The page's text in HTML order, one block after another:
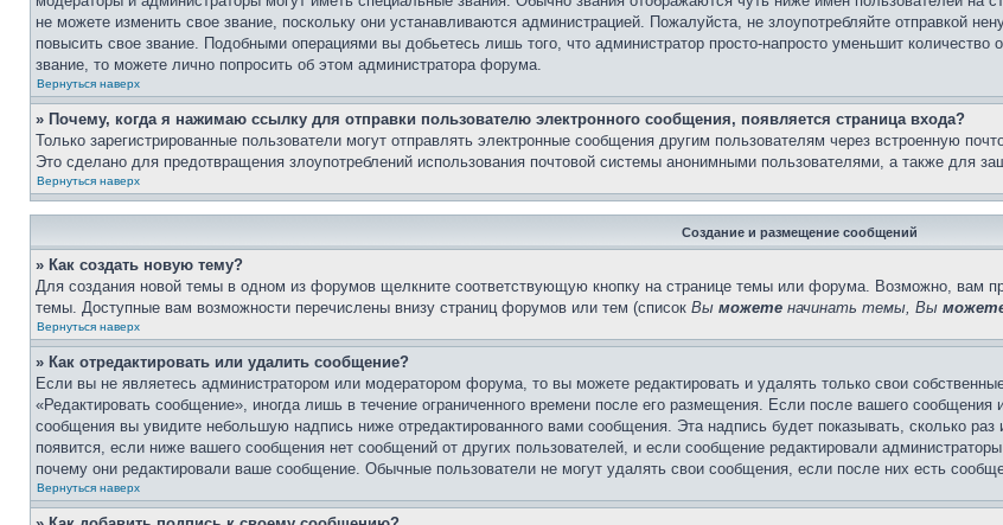
не можете изменить свое звание, поскольку они устанавливаются администрацией. Пожалуйста, не злоупотребляйте отправкой
повысить свое звание. Подобными операциями вы добьетесь лишь того, что администратор просто-напросто уменьшит
звание, то можете лично попросить об этом администратора форума.
Вернуться наверх
» Почему, когда я нажимаю ссылку для отправки пользователю электронного сообщения, появляется страница входа?
Только зарегистрированные пользователи могут отправлять электронные сообщения другим пользователям через встроенную
Это сделано для предотвращения злоупотреблений использования почтовой системы анонимными пользователями, а также для
Вернуться наверх
Создание и размещение сообщений
» Как создать новую тему?
Для создания новой темы в одном из форумов щелкните соответствующую кнопку на странице темы или форума. Возможно, вам
темы. Доступные вам возможности перечислены внизу страниц форумов или тем (список Вы можете начинать темы, Вы
Вернуться наверх
» Как отредактировать или удалить сообщение?
Если вы не являетесь администратором или модератором форума, то вы можете редактировать и удалять только свои
«Редактировать сообщение», иногда лишь в течение ограниченного времени после его размещения. Если после вашего
сообщения вы увидите небольшую надпись ниже отредактированного вами сообщения. Эта надпись будет показывать, сколько
появится, если ниже вашего сообщения нет сообщений от других пользователей, и если сообщение редактировали
почему они редактировали ваше сообщение. Обычные пользователи не могут удалять свои сообщения, если после них есть
Вернуться наверх